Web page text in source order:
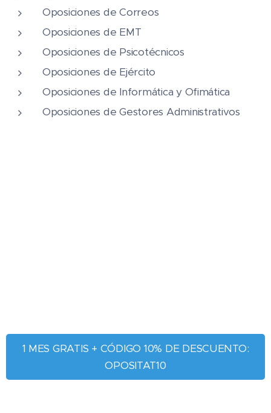
Oposiciones de Correos
Oposiciones de EMT
Oposiciones de Psicotécnicos
Oposiciones de Ejército
Oposiciones de Informática y Ofimática
Oposiciones de Gestores Administrativos
1 MES GRATIS + CÓDIGO 10% DE DESCUENTO:
OPOSITAT10